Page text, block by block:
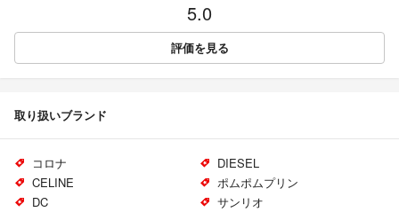
5.0
評価を見る
取り扱いブランド
コロナ
DIESEL
CELINE
ポムポムプリン
DC
サンリオ